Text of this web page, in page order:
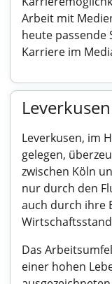
Arbeit mit
heute passende
Karriere im
Leverkusen
Leverkusen, im
gelegen,
zwischen Köln
nur durch den
auch durch ihre
Das
einer hohen